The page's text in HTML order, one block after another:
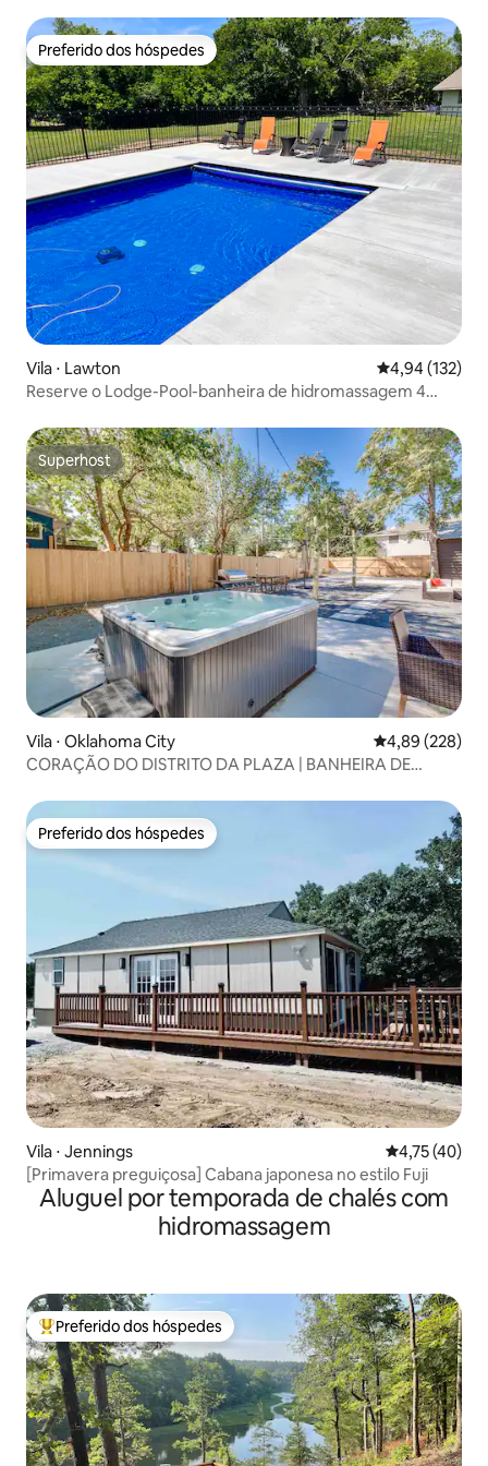
Preferido dos hóspedes
Preferido dos hóspedes
Vila ⋅ Lawton 4,94 de uma
4,94 (132)
Reserve o Lodge-Pool-banheira de hidromassagem 4
Superhost
Superhost
Vila ⋅ Oklahoma City 4,89 de uma
4,89 (228)
CORAÇÃO DO DISTRITO DA PLAZA | BANHEIRA DE
Preferido dos hóspedes
Preferido dos hóspedes
Vila ⋅ Jennings 4,75 de uma
4,75 (40)
[Primavera preguiçosa] Cabana japonesa no estilo Fuji
Aluguel por temporada de chalés com
hidromassagem
Entre os melhores preferidos dos hóspedes
Preferido dos hóspedes